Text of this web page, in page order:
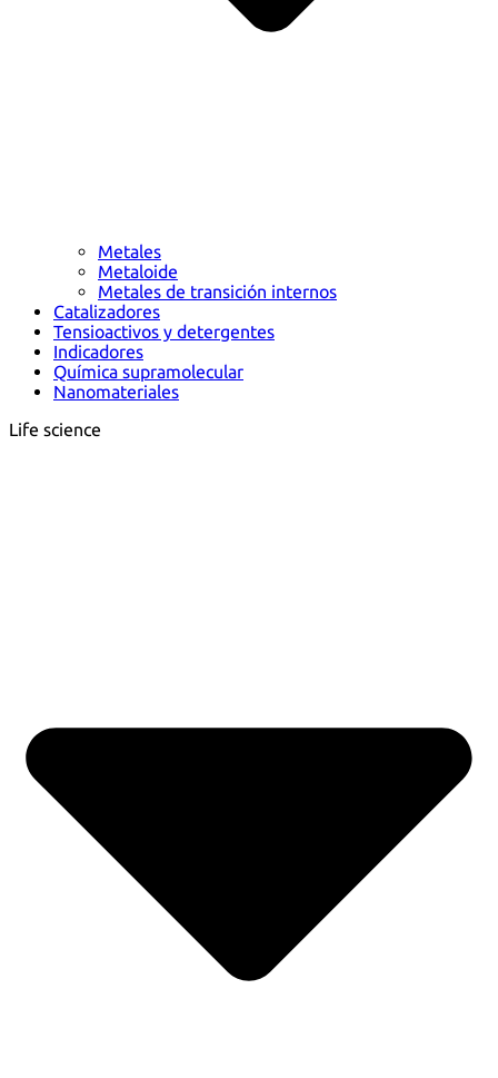
Metales
Metaloide
Metales de transición internos
Catalizadores
Tensioactivos y detergentes
Indicadores
Química supramolecular
Nanomateriales
Life science